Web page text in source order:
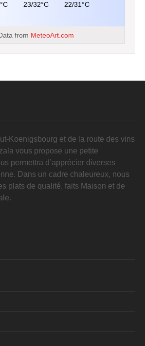
23/32°C 22/31°C
from MeteoArt.com
Koenigsbourg et de la route des vins
vous propose une petite
permettra d’apprécier diverses
Dans un cadre chaleureux, nous
plats de qualité, faits Maison et de